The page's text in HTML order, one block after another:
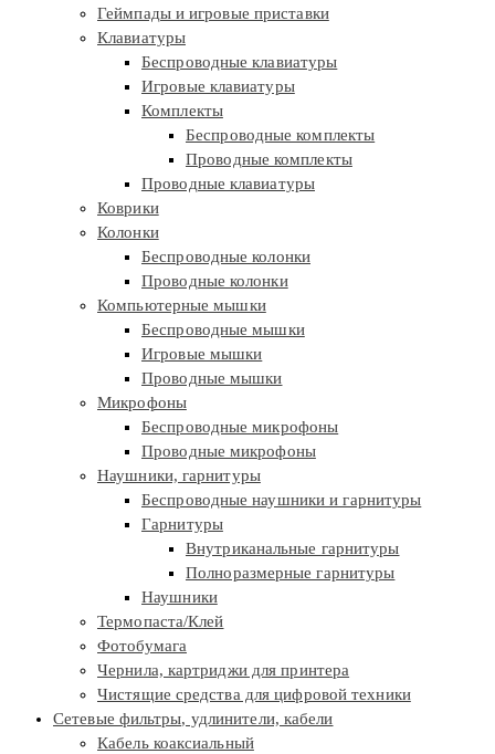
Геймпады и игровые приставки
Клавиатуры
Беспроводные клавиатуры
Игровые клавиатуры
Комплекты
Беспроводные комплекты
Проводные комплекты
Проводные клавиатуры
Коврики
Колонки
Беспроводные колонки
Проводные колонки
Компьютерные мышки
Беспроводные мышки
Игровые мышки
Проводные мышки
Микрофоны
Беспроводные микрофоны
Проводные микрофоны
Наушники, гарнитуры
Беспроводные наушники и гарнитуры
Гарнитуры
Внутриканальные гарнитуры
Полноразмерные гарнитуры
Наушники
Термопаста/Клей
Фотобумага
Чернила, картриджи для принтера
Чистящие средства для цифровой техники
Сетевые фильтры, удлинители, кабели
Кабель коаксиальный